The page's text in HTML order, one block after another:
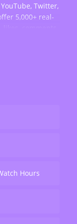
Twitter,
5,000+ real-
— serving
Hours